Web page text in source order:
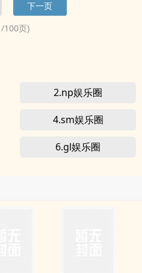
下一页
/100页)
2.np娱乐圈
4.sm娱乐圈
6.gl娱乐圈